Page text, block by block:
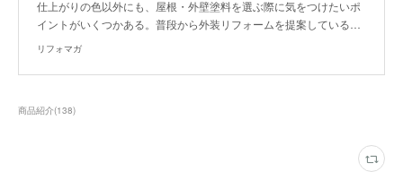
仕上がりの色以外にも、屋根・外壁塗料を選ぶ際に気をつけたいポ
イントがいくつかある。普段から外装リフォームを提案している…
リフォマガ
商品紹介(138)